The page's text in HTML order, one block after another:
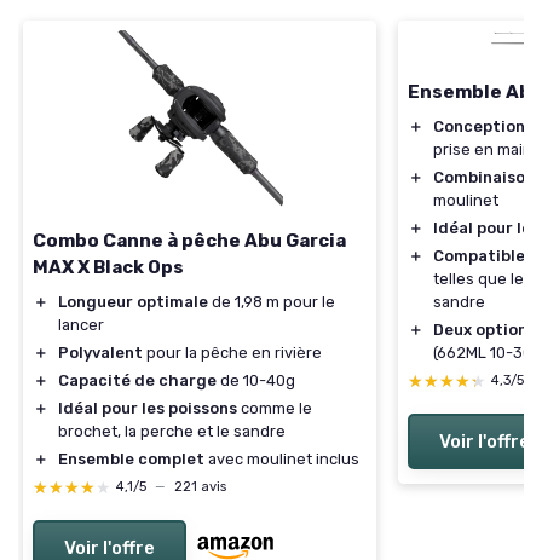
Combo Canne à pêche Abu Garcia
MAX X Black Ops
＋ Longueur optimale de 1,98 m pour le
lancer
＋
Polyvalent pour la pêche en rivière
＋
Capacité de charge de 10-40g
＋
Idéal pour les poissons comme le
brochet, la perche et le sandre
＋
Ensemble complet avec moulinet inclus
★★★★★
★★★★★ 4,1/5 — 221 avis
Voir l'offre
Ensemble
＋
Conception
prise en main
＋
moulinet
＋
Idéal pour
＋
Compatible
telles que le
sandre
＋
Deux
(662ML 10-
★★★★★
★★★★★ 4,3/5
Voir l'offre